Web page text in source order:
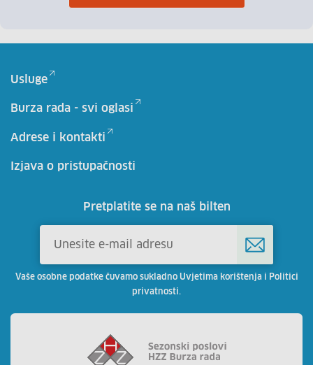
Usluge
Burza rada - svi oglasi
Adrese i kontakti
Izjava o pristupačnosti
Pretplatite se na naš bilten
Vaše osobne podatke čuvamo sukladno Uvjetima korištenja i Politici
privatnosti.